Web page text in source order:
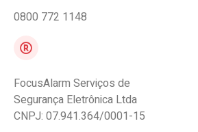
0800 772 1148
FocusAlarm Serviços de
Segurança Eletrônica Ltda
CNPJ: 07.941.364/0001-15